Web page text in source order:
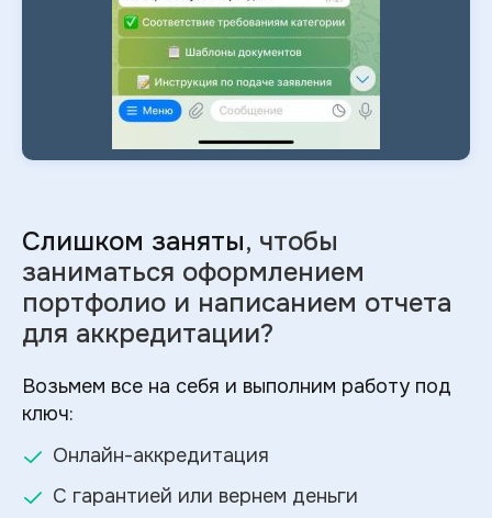
Слишком заняты, чтобы
заниматься оформлением
портфолио и написанием отчета
для аккредитации?
Возьмем все на себя и выполним работу под
ключ:
Онлайн-аккредитация
С гарантией или вернем деньги